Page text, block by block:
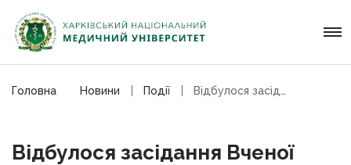
Головна Новини Події
Відбулося засідання Вченої